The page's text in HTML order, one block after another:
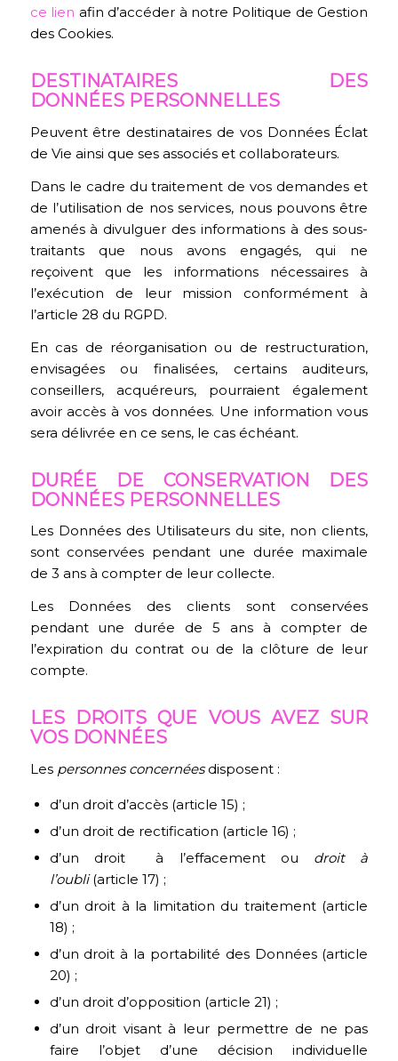
ce lien afin d’accéder à notre Politique de Gestion
des Cookies.
DESTINATAIRES DES
DONNÉES PERSONNELLES
Peuvent être destinataires de vos Données Éclat
de Vie ainsi que ses associés et collaborateurs.
Dans le cadre du traitement de vos demandes et
de l’utilisation de nos services, nous pouvons être
amenés à divulguer des informations à des sous-
traitants que nous avons engagés, qui ne
reçoivent que les informations nécessaires à
l’exécution de leur mission conformément à
l’article 28 du RGPD.
En cas de réorganisation ou de restructuration,
envisagées ou finalisées, certains auditeurs,
conseillers, acquéreurs, pourraient également
avoir accès à vos données. Une information vous
sera délivrée en ce sens, le cas échéant.
DURÉE DE CONSERVATION DES
DONNÉES PERSONNELLES
Les Données des Utilisateurs du site, non clients,
sont conservées pendant une durée maximale
de 3 ans à compter de leur collecte.
Les Données des clients sont conservées
pendant une durée de 5 ans à compter de
l’expiration du contrat ou de la clôture de leur
compte.
LES DROITS QUE VOUS AVEZ SUR
VOS DONNÉES
Les personnes concernéesdisposent :
d’un droit d’accès (article 15) ;
d’un droit de rectification (article 16) ;
d’un droit à l’effacement ou droit à
l’oubli(article 17) ;
d’un droit à la limitation du traitement (article
18) ;
d’un droit à la portabilité des Données (article
20) ;
d’un droit d’opposition (article 21) ;
d’un droit visant à leur permettre de ne pas
faire l’objet d’une décision individuelle